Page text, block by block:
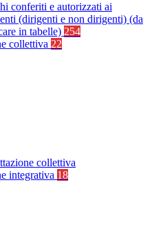
conferiti e autorizzati ai
(dirigenti e non dirigenti) (da
in tabelle) 254
collettiva 22
collettiva
integrativa 18